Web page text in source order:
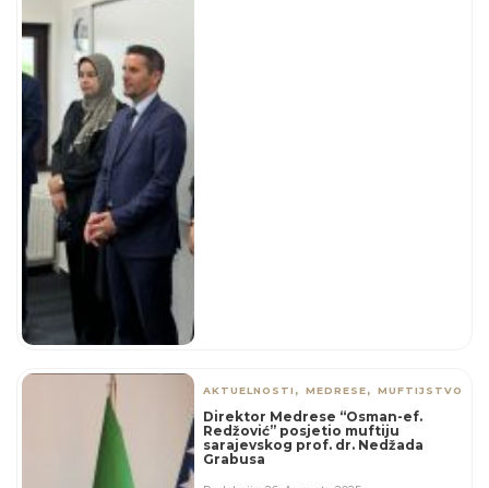
AKTUELNOSTI ,MEDRESE,MUFTIJSTVO
Direktor Medrese “Osman-ef.
Redžović” posjetio muftiju
sarajevskog prof. dr. Nedžada
Grabusa